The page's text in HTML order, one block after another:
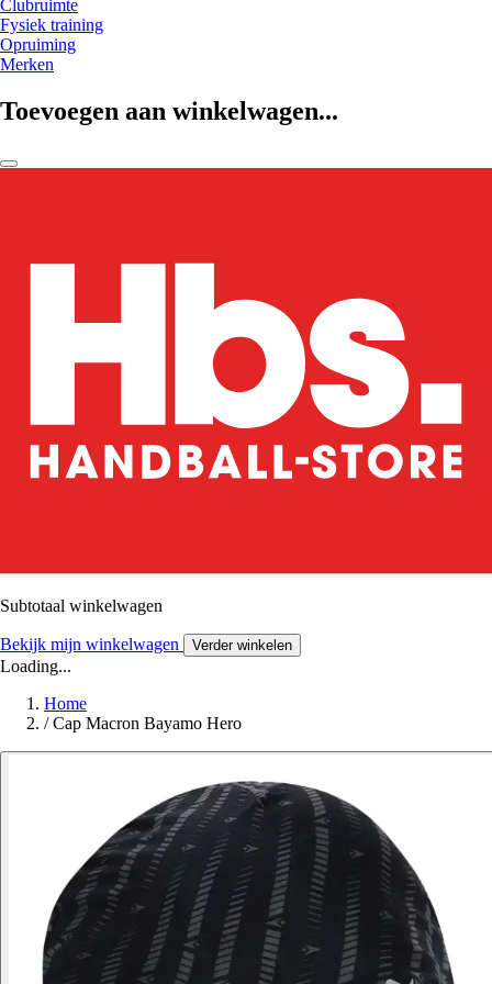
Clubruimte
Fysiek training
Opruiming
Merken
Toevoegen aan winkelwagen...
Subtotaal winkelwagen
Bekijk mijn winkelwagen Verder winkelen
Loading...
Home
/ Cap Macron Bayamo Hero